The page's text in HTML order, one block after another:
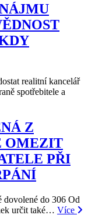
realitní kancelář
spotřebitele a
Z
OMEZIT
PŘI
dovolené do 306 Od
určit také… Více